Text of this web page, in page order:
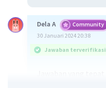
Dela A Community
30 Januari 2024 20:38
Jawaban terverifikasi